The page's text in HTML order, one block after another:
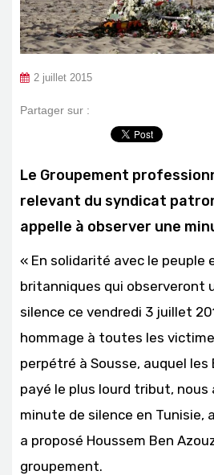
2 juillet 2015
Partager sur :
Le Groupement
relevant du syndicat
appelle à observer une
« En solidarité avec le peuple
britanniques qui observeront
silence ce vendredi 3 juillet
hommage à toutes les
perpétré à Sousse, auquel
payé le plus lourd tribut, nous
minute de silence en Tunisie,
a proposé Houssem Ben
groupement.